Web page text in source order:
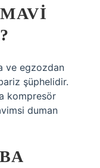
ve egzozdan
şüphelidir.
kompresör
duman